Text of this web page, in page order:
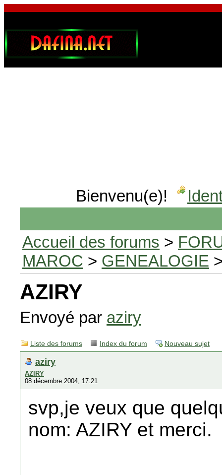
Bienvenu(e)!
Accueil des forums >
MAROC > GENEALOGIE
AZIRY
Envoyé par aziry
Liste des forums Index du forum Nouveau sujet
aziry
AZIRY
08 décembre 2004, 17:21
svp,je veux que
nom: AZIRY et merci.